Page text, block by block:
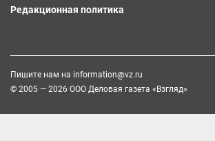
Редакционная политика
Пишите нам на information@vz.ru
© 2005 — 2026 ООО Деловая газета «Взгляд»